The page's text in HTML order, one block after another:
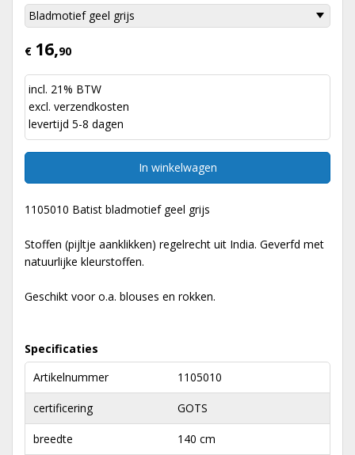
€ 16,90
incl. 21% BTW
excl. verzendkosten
levertijd 5-8 dagen
In winkelwagen
1105010 Batist bladmotief geel grijs
Stoffen (pijltje aanklikken) regelrecht uit India. Geverfd met
natuurlijke kleurstoffen.
Geschikt voor o.a. blouses en rokken.
Specificaties
Artikelnummer
1105010
certificering GOTS
breedte 140 cm